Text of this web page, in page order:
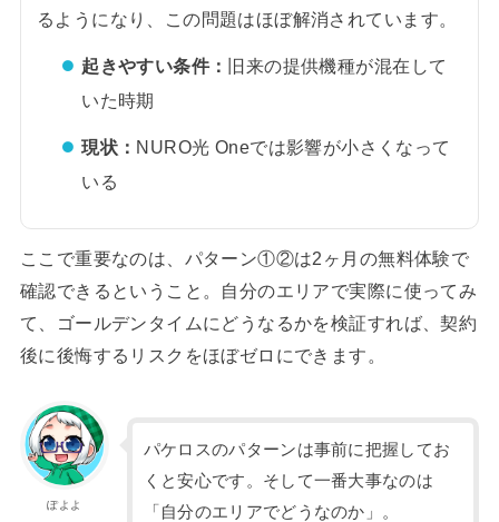
るようになり、この問題はほぼ解消されています。
起きやすい条件：
旧来の提供機種が混在して
いた時期
現状： NURO光 Oneでは影響が小さくなって
いる
ここで重要なのは、パターン①②は2ヶ月の無料体験で
確認できるということ。自分のエリアで実際に使ってみ
て、ゴールデンタイムにどうなるかを検証すれば、契約
後に後悔するリスクをほぼゼロにできます。
ぽよよ
パケロスのパターンは事前に把握してお
くと安心です。そして一番大事なのは
「自分のエリアでどうなのか」。